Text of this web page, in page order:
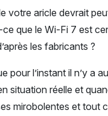
votre aricle devrait
ce que le Wi-Fi 7 est
les fabricants ?
pour l’instant il n’y a
situation réelle et
mirobolentes et tout